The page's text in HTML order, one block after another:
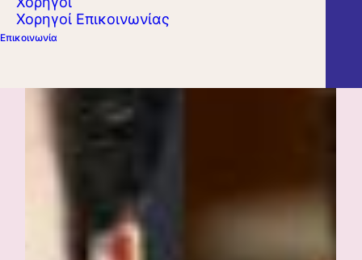
Χορηγοί Επικοινωνίας
Επικοινωνία